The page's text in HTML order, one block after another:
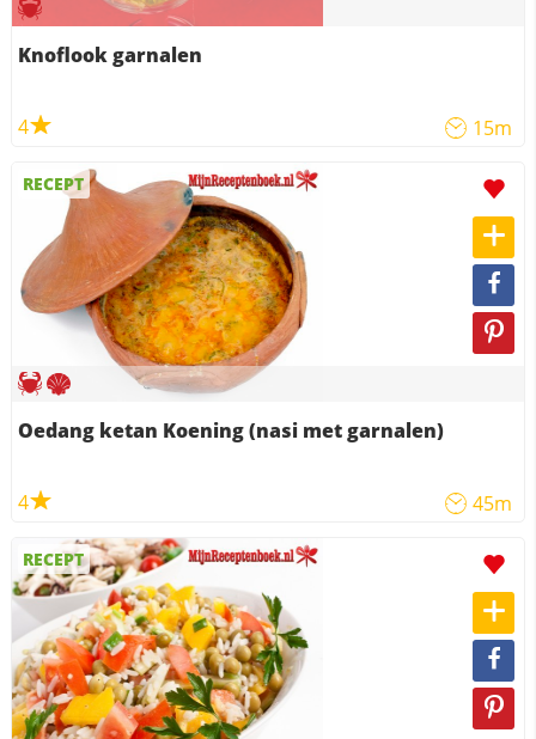
Knoflook garnalen
4 15m
RECEPT
Oedang ketan Koening (nasi met garnalen)
4 45m
RECEPT